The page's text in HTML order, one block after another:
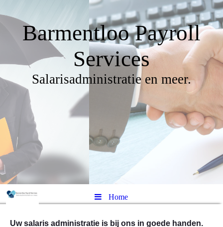
Barmentloo Payroll
Services
Salarisadministratie en meer.
Home
Uw salaris administratie is bij ons in goede handen.